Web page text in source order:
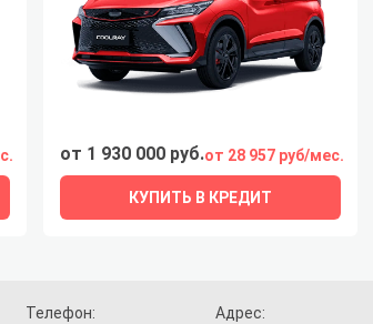
от 1 930 000 руб.от 28 957 руб/мес.
КУПИТЬ В КРЕДИТ
Телефон: Адрес: